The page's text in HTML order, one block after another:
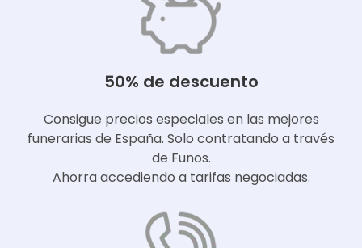
50% de descuento
Consigue precios especiales en las mejores
funerarias de España. Solo contratando a través
de Funos.
Ahorra accediendo a tarifas negociadas.